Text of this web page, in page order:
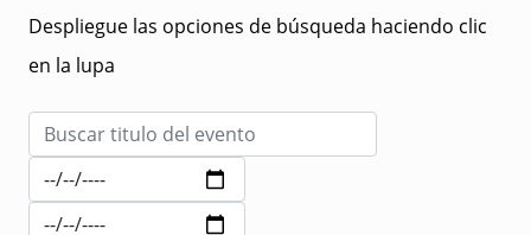
Despliegue las opciones de búsqueda haciendo clic
en la lupa